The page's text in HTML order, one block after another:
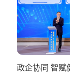
政企协同 智赋